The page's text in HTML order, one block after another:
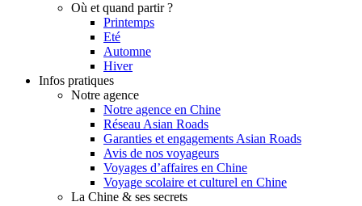
Où et quand partir ?
Printemps
Eté
Automne
Hiver
Infos pratiques
Notre agence
Notre agence en Chine
Réseau Asian Roads
Garanties et engagements Asian Roads
Avis de nos voyageurs
Voyages d’affaires en Chine
Voyage scolaire et culturel en Chine
La Chine & ses secrets